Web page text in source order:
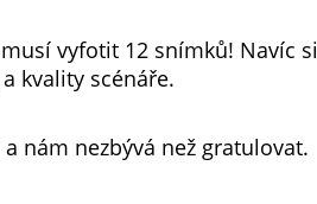
vyfotit 12 snímků! Navíc si
kvality scénáře.
nám nezbývá než gratulovat.